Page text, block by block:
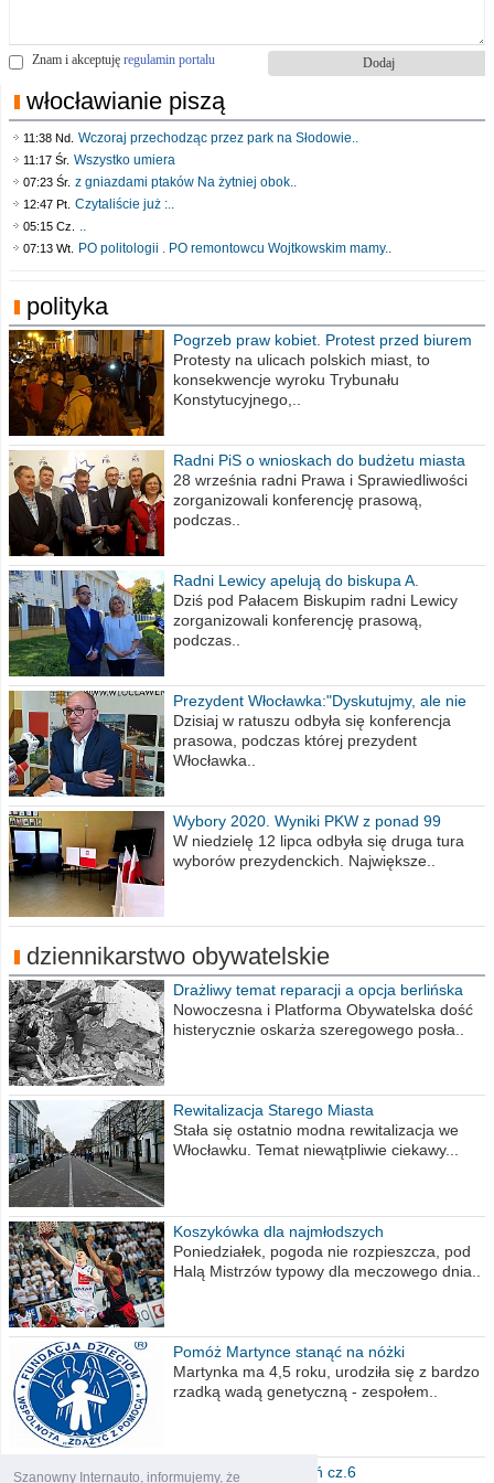
Szanowny Internauto, informujemy, że
Znam i akceptuję regulamin portalu
włocławianie piszą
11:38 Nd. Wczoraj przechodząc przez park na Słodowie..
11:17 Śr. Wszystko umiera
07:23 Śr. z gniazdami ptaków Na żytniej obok..
12:47 Pt. Czytaliście już :..
05:15 Cz. ..
07:13 Wt. PO politologii . PO remontowcu Wojtkowskim mamy..
polityka
Pogrzeb praw kobiet. Protest przed biurem
poselskim PiS
Protesty na ulicach polskich miast, to
konsekwencje wyroku Trybunału
Konstytucyjnego,..
Radni PiS o wnioskach do budżetu miasta
na 2021 rok
28 września radni Prawa i Sprawiedliwości
zorganizowali konferencję prasową,
podczas..
Radni Lewicy apelują do biskupa A.
Wiesława Meringa
Dziś pod Pałacem Biskupim radni Lewicy
zorganizowali konferencję prasową,
podczas..
Prezydent Włocławka:"Dyskutujmy, ale nie
obrażajmy się”
Dzisiaj w ratuszu odbyła się konferencja
prasowa, podczas której prezydent
Włocławka..
Wybory 2020. Wyniki PKW z ponad 99
procent obwodów
W niedzielę 12 lipca odbyła się druga tura
wyborów prezydenckich. Największe..
dziennikarstwo obywatelskie
Drażliwy temat reparacji a opcja berlińska
Nowoczesna i Platforma Obywatelska dość
histerycznie oskarża szeregowego posła..
Rewitalizacja Starego Miasta
Stała się ostatnio modna rewitalizacja we
Włocławku. Temat niewątpliwie ciekawy...
Koszykówka dla najmłodszych
Poniedziałek, pogoda nie rozpieszcza, pod
Halą Mistrzów typowy dla meczowego dnia..
Pomóż Martynce stanąć na nóżki
Martynka ma 4,5 roku, urodziła się z bardzo
rzadką wadą genetyczną - zespołem..
Polska moich marzeń cz.6